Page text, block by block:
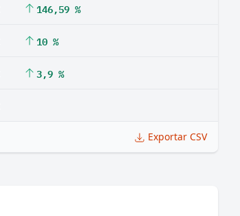
146,59 %
10 %
3,9 %
Exportar CSV